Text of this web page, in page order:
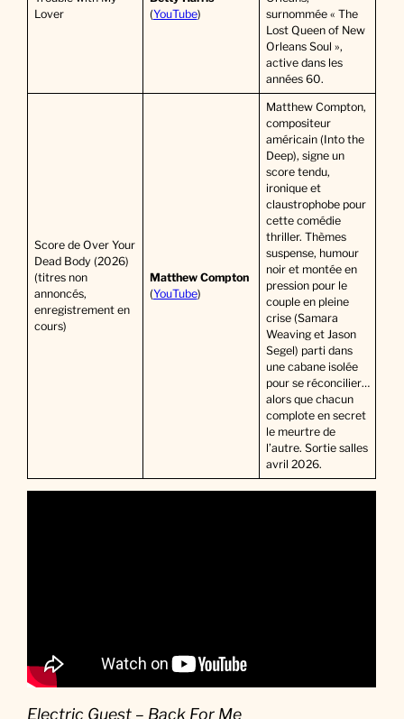
Lover
(YouTube)
surnommée « The
Lost Queen of New
Orleans Soul »,
active dans les
années 60.
Score de Over Your
Dead Body (2026)
(titres non
annoncés,
enregistrement en
cours)
Matthew Compton
(YouTube)
Matthew Compton,
compositeur
américain (Into the
Deep), signe un
score tendu,
ironique et
claustrophobe pour
cette comédie
thriller. Thèmes
suspense, humour
noir et montée en
pression pour le
couple en pleine
crise (Samara
Weaving et Jason
Segel) parti dans
une cabane isolée
pour se réconcilier…
alors que chacun
complote en secret
le meurtre de
l’autre. Sortie salles
avril 2026.
Electric Guest – Back For Me